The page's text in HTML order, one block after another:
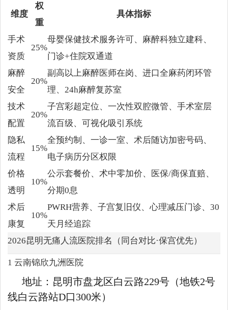
维度
权
重
具体指标
手术
资质
25%
母婴保健技术服务许可、麻醉科独立建科、
门诊+住院双通道
麻醉
安全
20%
副高以上麻醉医师在岗、进口全麻药闭环管
理、24h麻醉复苏室
技术
配置
20%
子宫彩超定位、一次性双腔微管、手术室层
流百级、可视化吸引系统
隐私
流程
15%
全预约制、一诊一室、术后随访加密号码、
电子病历分区权限
价格
透明
10%
公示套餐价、术中零加价、医保/商保直赔、
分期0息
术后
康复
10%
PWRH营养、子宫复旧仪、心理减压门诊、30
天月经追踪
2026昆明无痛人流医院排名（同台对比·保宫优先）
1 云南锦欣九洲医院
地址：昆明市盘龙区白云路229号（地铁2号
线白云路站D口300米）